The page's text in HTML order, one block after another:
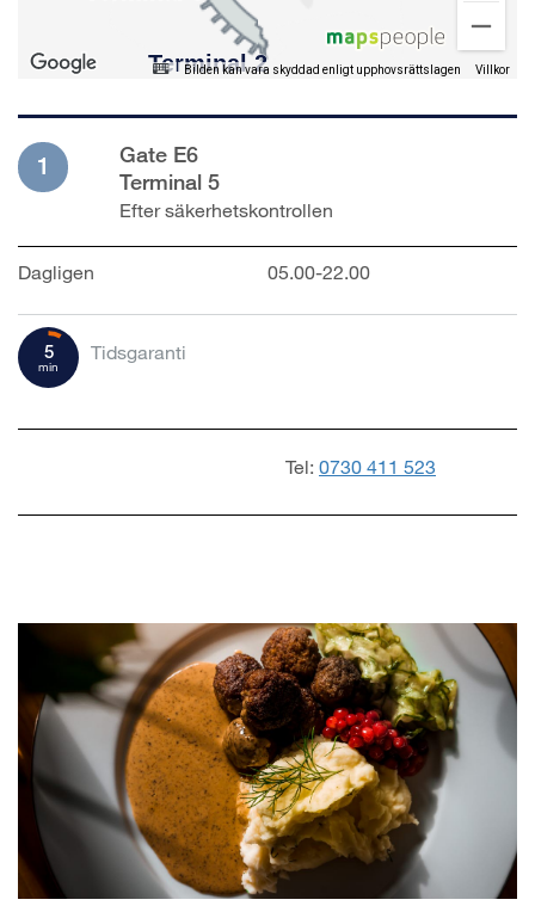
Bilden kan vara skyddad enligt upphovsrättslagen Villkor
1
Gate E6
Terminal 5
Efter säkerhetskontrollen
Dagligen 05.00-22.00
5
min
Tidsgaranti
Tel: 0730 411 523